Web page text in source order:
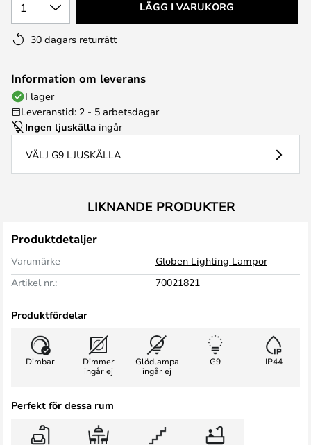
1 LÄGG I VARUKORG
30 dagars returrätt
Information om leverans
I lager
Leveranstid: 2 - 5 arbetsdagar
Ingen ljuskälla ingår
VÄLJ G9 LJUSKÄLLA
LIKNANDE PRODUKTER
Produktdetaljer
Varumärke
Globen Lighting Lampor
Artikel nr.:
70021821
Produktfördelar
Dimbar
Dimmer
ingår ej
Glödlampa
ingår ej
G9 IP44
Perfekt för dessa rum